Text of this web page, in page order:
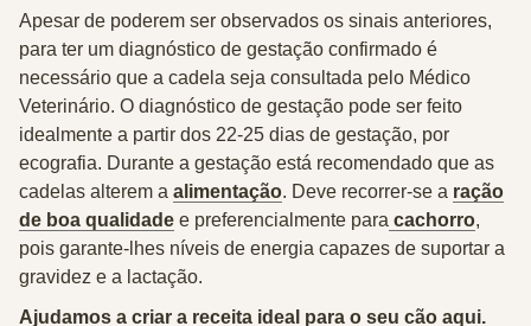
Apesar de poderem ser observados os sinais anteriores,
para ter um diagnóstico de gestação confirmado é
necessário que a cadela seja consultada pelo Médico
Veterinário. O diagnóstico de gestação pode ser feito
idealmente a partir dos 22-25 dias de gestação, por
ecografia. Durante a gestação está recomendado que as
cadelas alterem a alimentação. Deve recorrer-se a ração
de boa qualidade e preferencialmente para cachorro,
pois garante-lhes níveis de energia capazes de suportar a
gravidez e a lactação.
Ajudamos a criar a receita ideal para o seu cão aqui.